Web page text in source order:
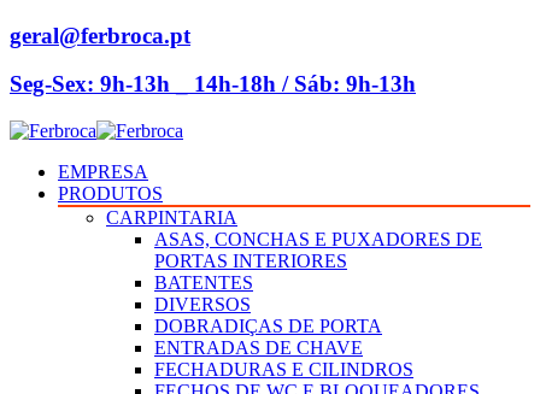
geral@ferbroca.pt
Seg-Sex: 9h-13h _ 14h-18h / Sáb: 9h-13h
EMPRESA
PRODUTOS
CARPINTARIA
ASAS, CONCHAS E PUXADORES DE
PORTAS INTERIORES
BATENTES
DIVERSOS
DOBRADIÇAS DE PORTA
ENTRADAS DE CHAVE
FECHADURAS E CILINDROS